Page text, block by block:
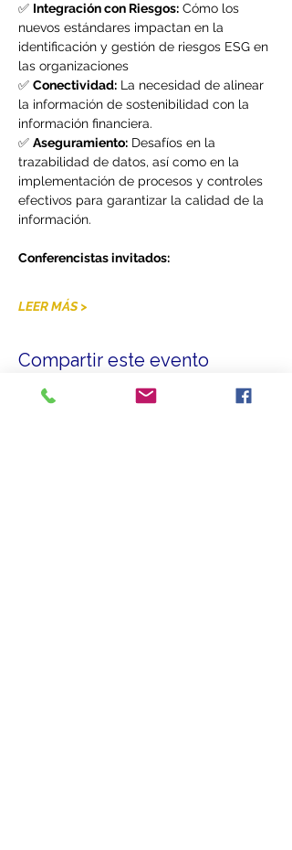
✅ Integración con Riesgos: Cómo los
nuevos estándares impactan en la
identificación y gestión de riesgos ESG en
las organizaciones
✅ Conectividad: La necesidad de alinear
la información de sostenibilidad con la
información financiera.
✅ Aseguramiento: Desafíos en la
trazabilidad de datos, así como en la
implementación de procesos y controles
efectivos para garantizar la calidad de la
información.
Conferencistas invitados:
LEER MÁS >
Compartir este evento